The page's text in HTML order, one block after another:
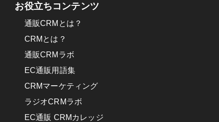
お役立ちコンテンツ
通販CRMとは？
CRMとは？
通販CRMラボ
EC通販用語集
CRMマーケティング
ラジオCRMラボ
EC通販 CRMカレッジ